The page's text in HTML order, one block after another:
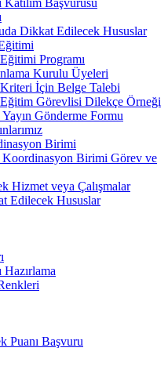
Dikkat Edilecek Hususlar
Programı
Kurulu Üyeleri
İçin Belge Talebi
Görevlisi Dilekçe Örneği
Gönderme Formu
Birimi
Koordinasyon Birimi Görev ve
Hizmet veya Çalışmalar
Edilecek Hususlar
Hazırlama
Puanı Başvuru